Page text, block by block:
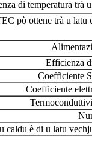
di temperatura trà
pò ottene trà u latu
Efficienza
Coefficiente
Coefficiente
caldu è di u latu